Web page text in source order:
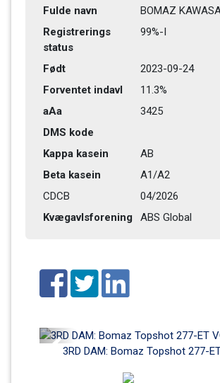
Fulde navn
BOMAZ
Registrerings
status
99%-I
Født
2023-09-24
Forventet indavl
11.3%
aAa
3425
DMS kode
Kappa kasein
AB
Beta kasein
A1/A2
CDCB
04/2026
Kvægavlsforening
ABS Global
3RD DAM: Bomaz Topshot 277-
Previous